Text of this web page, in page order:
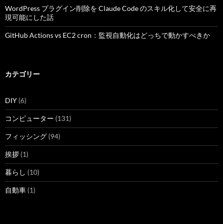
WordPress プラグイン削除を Claude Code のスキル化して安全に再
現可能にした話
GitHub Actions vs EC2 cron：監視自動化はどっちで動かすべきか
カテゴリー
DIY (6)
コンピューター (131)
フィッシング (94)
挨拶 (1)
暮らし (10)
自動車 (1)